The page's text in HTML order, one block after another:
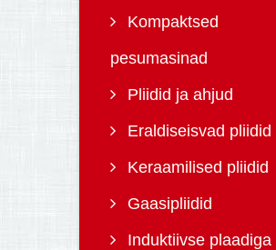
Kompaktsed
pesumasinad
Pliidid ja ahjud
Eraldiseisvad pliidid
Keraamilised pliidid
Gaasipliidid
Induktiivse plaadiga